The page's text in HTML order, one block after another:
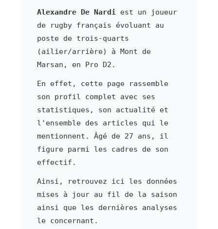
Alexandre De Nardiest un joueur
de rugby français évoluant au
poste de trois-quarts
(ailier/arrière) à Mont de
Marsan, en Pro D2.
En effet, cette page rassemble
son profil complet avec ses
statistiques, son actualité et
l'ensemble des articles qui le
mentionnent. Âgé de 27 ans, il
figure parmi les cadres de son
effectif.
Ainsi, retrouvez ici les données
mises à jour au fil de la saison
ainsi que les dernières analyses
le concernant.